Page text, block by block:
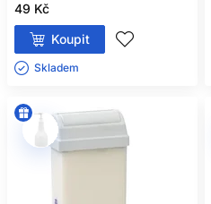
49 Kč
Koupit
Skladem ㅤ